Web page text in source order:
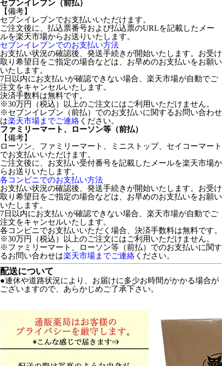
セブンイレブン（前払）
【備考】
セブンイレブンでお支払いいただけます。
ご注文後に、払込票番号および払込票のURLを記載したメー
ルを楽天市場からお送りいたします。
セブンイレブンでのお支払い方法
お支払い状況の確認後、発送手続きが開始いたします。お受け
取り希望日をご指定の場合などは、お早めのお支払いをお願い
いたします。
7日以内にお支払いが確認できない場合、楽天市場が自動でご
注文をキャンセルいたします。
決済手数料は無料です。
※30万円（税込）以上のご注文にはご利用いただけません。
※セブンイレブン（前払）でのお支払いに関するお問い合わせ
は楽天市場までご連絡 ください。
ファミリーマート、ローソン等（前払）
【備考】
ローソン、ファミリーマート、ミニストップ、セイコーマート
でお支払いいただけます。
ご注文後に、お支払い受付番号を記載したメールを楽天市場か
らお送りいたします。
各コンビニでのお支払い方法
お支払い状況の確認後、発送手続きが開始いたします。お受け
取り希望日をご指定の場合などは、お早めのお支払いをお願い
いたします。
7日以内にお支払いが確認できない場合、楽天市場が自動でご
注文をキャンセルいたします。
各コンビニでお支払いいただく場合、決済手数料は無料です。
※30万円（税込）以上のご注文にはご利用いただけません。
※ファミリーマート、ローソン等（前払）でのお支払いに関す
るお問い合わせは楽天市場までご連絡 ください。
配送について
●連休や道路状況により、お届けに多少お時間がかかる場合が
ございますので、あらかじめご了承下さい。